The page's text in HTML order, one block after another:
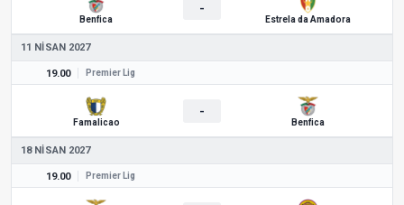
Benfica
-
Estrela da Amadora
11 NISAN 2027
19.00 Premier Lig
Famalicao
-
Benfica
18 NISAN 2027
19.00 Premier Lig